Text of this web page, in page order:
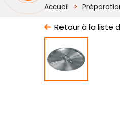
Accueil
Retour à la liste